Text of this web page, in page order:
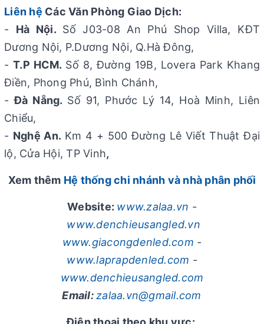
Liên hệ Các Văn Phòng Giao Dịch:
- Hà Nội. Số J03-08 An Phú Shop Villa, KĐT
Dương Nội, P.Dương Nội, Q.Hà Đông,
-T.P HCM. Số 8, Đường 19B, Lovera Park Khang
Điền, Phong Phú, Bình Chánh,
-Đà Nẵng. Số 91, Phước Lý 14, Hoà Minh, Liên
Chiểu,
- Nghệ An. Km 4 + 500 Đường Lê Viết Thuật Đại
lộ, Cửa Hội, TP Vinh,
Xem thêm Hệ thống chi nhánh và nhà phân phối
Website: www.zalaa.vn -
www.denchieusangled.vn
www.giacongdenled.com -
www.laprapdenled.com -
www.denchieusangled.com
Email:zalaa.vn@gmail.com